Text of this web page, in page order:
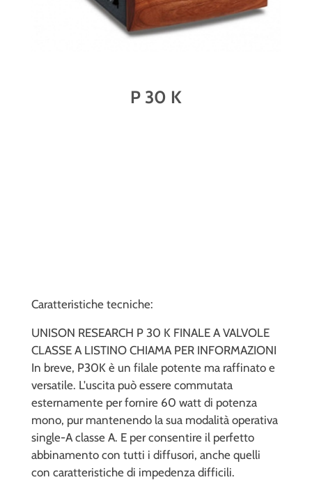
P 30 K
Caratteristiche tecniche:
UNISON RESEARCH P 30 K FINALE A VALVOLE
CLASSE A LISTINO CHIAMA PER INFORMAZIONI
In breve, P30K è un filale potente ma raffinato e
versatile. L'uscita può essere commutata
esternamente per fornire 60 watt di potenza
mono, pur mantenendo la sua modalità operativa
single-A classe A. E per consentire il perfetto
abbinamento con tutti i diffusori, anche quelli
con caratteristiche di impedenza difficili.